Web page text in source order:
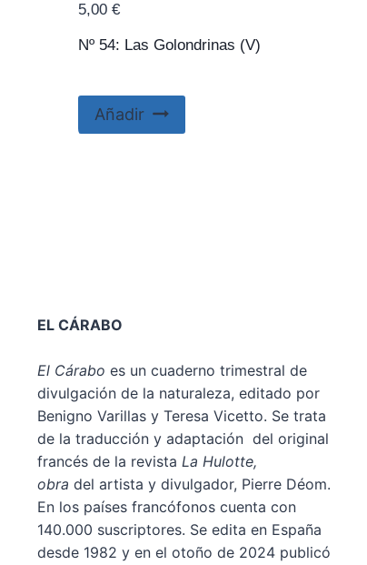
Nº 54: Las Golondrinas (V)
5,00 €
Añadir
EL CÁRABO
El Cárabo es un cuaderno trimestral de
divulgación de la naturaleza, editado por
Benigno Varillas y Teresa Vicetto. Se trata
de la traducción y adaptación del original
francés de la revistaLa Hulotte,
obradel artista y divulgador, Pierre Déom.
En los países francófonos cuenta con
140.000 suscriptores. Se edita en España
desde 1982 y en el otoño de 2024 publicó